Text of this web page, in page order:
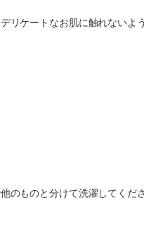
ケートなお肌に触れないよ
のものと分けて洗濯してくださ